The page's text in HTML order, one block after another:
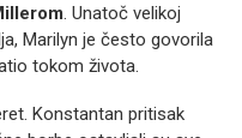
. Unatoč velikoj
Marilyn je često govorila
tokom života.
Konstantan pritisak